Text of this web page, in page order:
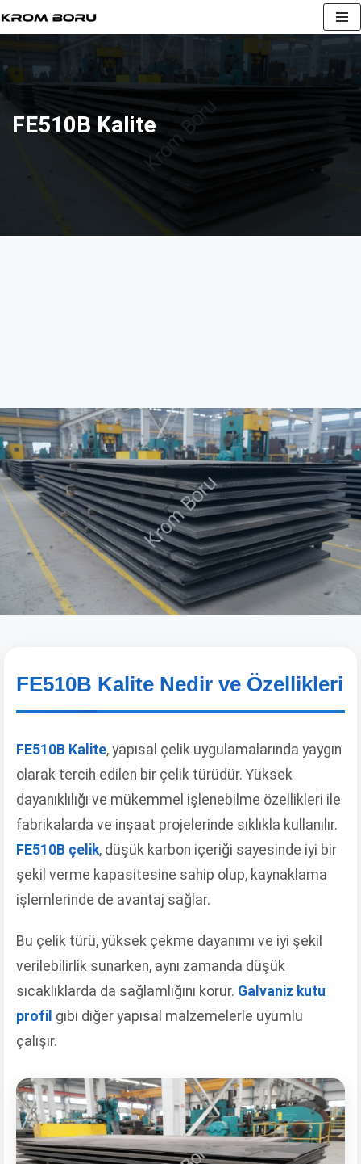
geç
FE510B Kalite
FE510B Kalite Nedir ve Özellikleri
FE510B Kalite, yapısal çelik uygulamalarında yaygın
olarak tercih edilen bir çelik türüdür. Yüksek
dayanıklılığı ve mükemmel işlenebilme özellikleri ile
fabrikalarda ve inşaat projelerinde sıklıkla kullanılır.
FE510B çelik, düşük karbon içeriği sayesinde iyi bir
şekil verme kapasitesine sahip olup, kaynaklama
işlemlerinde de avantaj sağlar.
Bu çelik türü, yüksek çekme dayanımı ve iyi şekil
verilebilirlik sunarken, aynı zamanda düşük
sıcaklıklarda da sağlamlığını korur. Galvaniz kutu
profil gibi diğer yapısal malzemelerle uyumlu
çalışır.